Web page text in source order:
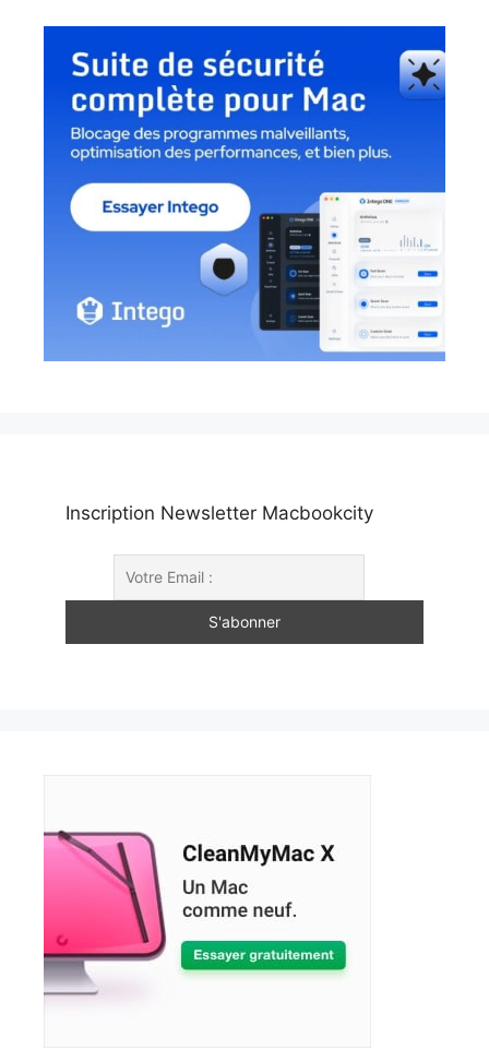
Inscription Newsletter Macbookcity